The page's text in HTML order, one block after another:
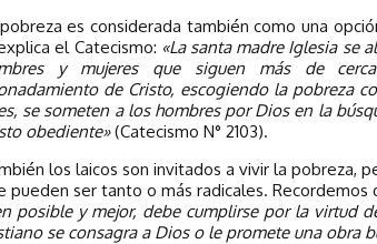
es considerada también como una
el Catecismo: «La santa madre Iglesia se
y mujeres que siguen más de
de Cristo, escogiendo la pobreza
se someten a los hombres por Dios en la
obediente»(Catecismo N° 2103).
los laicos son invitados a vivir la pobreza,
pueden ser tanto o más radicales. Recordemos
posible y mejor, debe cumplirse por la virtud
se consagra a Dios o le promete una obra